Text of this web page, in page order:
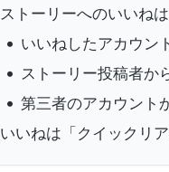
ストーリーへのいいね
いいねしたアカウン
ストーリー投稿者か
第三者のアカウント
いいねは「クイックリ